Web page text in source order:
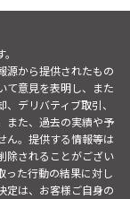
源から提供されたもの
て意見を表明し、また
デリバティブ取引、
また、過去の実績や予
ん。提供する情報等は
除されることがござい
った行動の結果に対し
定は、お客様ご自身の